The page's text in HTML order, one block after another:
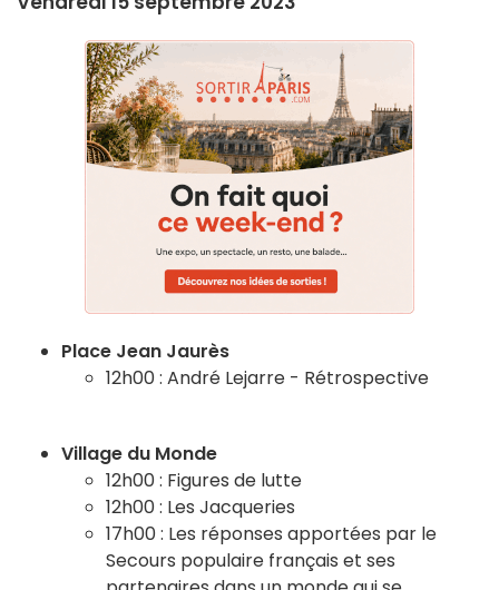
Place Jean Jaurès
12h00 : André Lejarre - Rétrospective
Village du Monde
12h00 : Figures de lutte
12h00 : Les Jacqueries
17h00 : Les réponses apportées par le
Secours populaire français et ses